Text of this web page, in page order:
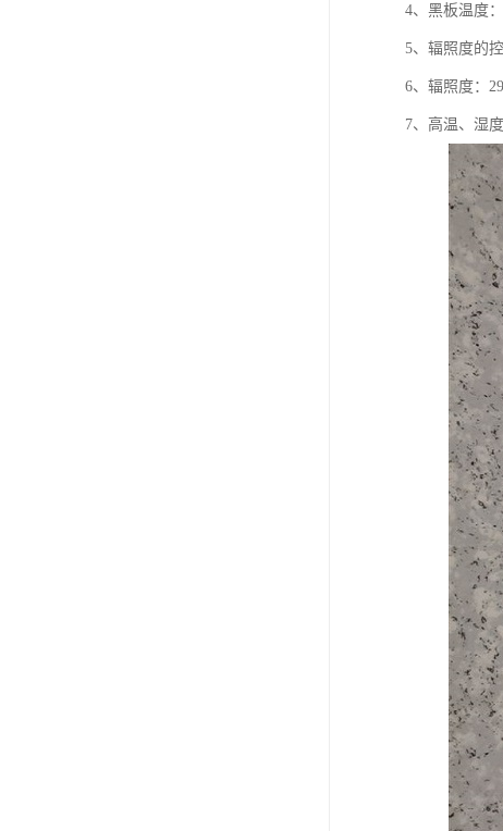
4、黑板温度
5、辐照度的
6、辐照度：
7、高温、湿